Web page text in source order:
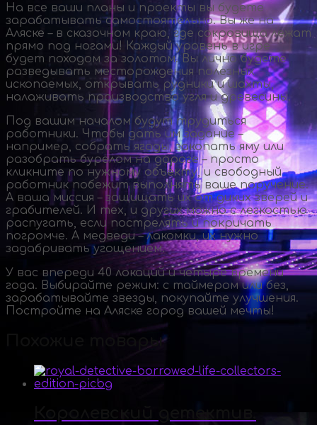
На все ваши планы и проекты вы будете
зарабатывать самостоятельно. Вы же на
Аляске – в сказочном краю, где сокровища лежат
прямо под ногами! Каждый уровень в игре
будет походом за золотом. Вы лично будете
разведывать месторождения полезных
ископаемых, открывать рудники и шахты,
налаживать производство угля и древесины.
Под вашим началом будут трудиться
работники. Чтобы дать им задание –
например, собрать ягоды, закопать яму или
разобрать бурелом на дороге – просто
кликните по нужному объекту, и свободный
работник побежит выполнять ваше поручение.
А ваша миссия – защищать их от диких зверей и
грабителей. И тех, и других можно с легкостью
распугать, если пострелять и покричать
погромче. А медведи – лакомки, их нужно
задабривать угощением.
У вас впереди 40 локаций и четыре времени
года. Выбирайте режим: с таймером или без,
зарабатывайте звезды, покупайте улучшения.
Постройте на Аляске город вашей мечты!
Похожие товары